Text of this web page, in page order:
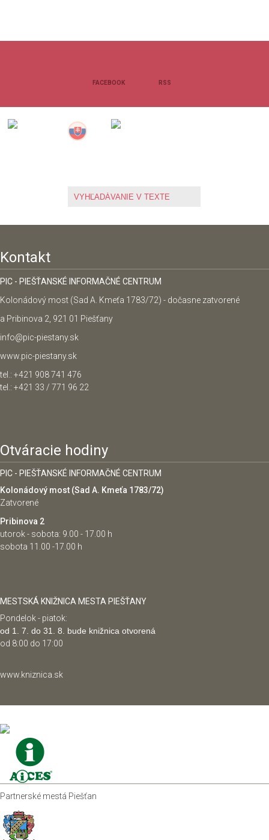
FACEBOOK RSS
Kontakt
PIC - PIEŠŤANSKÉ INFORMAČNÉ CENTRUM
Kolonádový most (Sad A. Kmeťa 1783/72) - dočasne zatvorené
a Pribinova 2, 921 01 Piešťany
info@pic-piestany.sk
www.pic-piestany.sk
tel.: +421 908 741 476
tel.: +421 33 / 771 96 22
Otváracie hodiny
PIC - PIEŠŤANSKÉ INFORMAČNÉ CENTRUM
Kolonádový most (Sad A. Kmeťa 1783/72)
Zatvorené
Pribinova 2
utorok - sobota: 9.00 - 17.00 h
sobota 11.00 -17.00 h
MESTSKÁ KNIŽNICA MESTA PIEŠŤANY
Pondelok - piatok:
od 1. 7. do 31. 8. bude knižnica otvorená
od 8:00 do 17:00
www.kniznica.sk
Partnerské mestá Piešťan